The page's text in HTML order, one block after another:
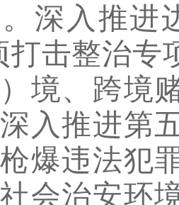
深入推进
打击整治专
境、跨境
入推进第
爆违法犯
会治安环